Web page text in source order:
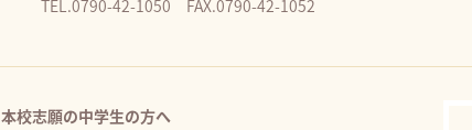
TEL.0790-42-1050 FAX.0790-42-1052
本校志願の中学生の方へ